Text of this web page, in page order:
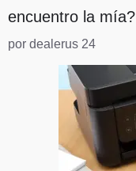
encuentro la mía?
por dealerus 24